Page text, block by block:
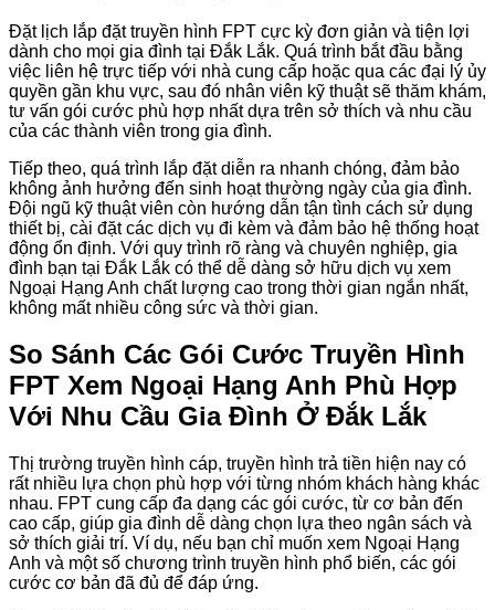
Đặt lịch lắp đặt truyền hình FPT cực kỳ đơn giản và tiện lợi
dành cho mọi gia đình tại Đắk Lắk. Quá trình bắt đầu bằng
việc liên hệ trực tiếp với nhà cung cấp hoặc qua các đại lý ủy
quyền gần khu vực, sau đó nhân viên kỹ thuật sẽ thăm khám,
tư vấn gói cước phù hợp nhất dựa trên sở thích và nhu cầu
của các thành viên trong gia đình.
Tiếp theo, quá trình lắp đặt diễn ra nhanh chóng, đảm bảo
không ảnh hưởng đến sinh hoạt thường ngày của gia đình.
Đội ngũ kỹ thuật viên còn hướng dẫn tận tình cách sử dụng
thiết bị, cài đặt các dịch vụ đi kèm và đảm bảo hệ thống hoạt
động ổn định. Với quy trình rõ ràng và chuyên nghiệp, gia
đình bạn tại Đắk Lắk có thể dễ dàng sở hữu dịch vụ xem
Ngoại Hạng Anh chất lượng cao trong thời gian ngắn nhất,
không mất nhiều công sức và thời gian.
So Sánh Các Gói Cước Truyền Hình
FPT Xem Ngoại Hạng Anh Phù Hợp
Với Nhu Cầu Gia Đình Ở Đắk Lắk
Thị trường truyền hình cáp, truyền hình trả tiền hiện nay có
rất nhiều lựa chọn phù hợp với từng nhóm khách hàng khác
nhau. FPT cung cấp đa dạng các gói cước, từ cơ bản đến
cao cấp, giúp gia đình dễ dàng chọn lựa theo ngân sách và
sở thích giải trí. Ví dụ, nếu bạn chỉ muốn xem Ngoại Hạng
Anh và một số chương trình truyền hình phổ biến, các gói
cước cơ bản đã đủ để đáp ứng.